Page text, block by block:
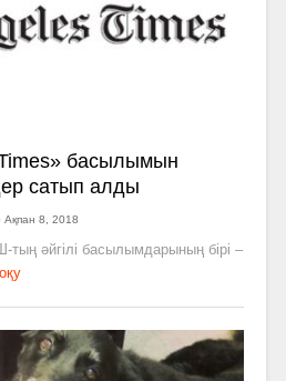
басылымын
сатып алды
Ақпан 8, 2018
әйгілі басылымдарының бірі –